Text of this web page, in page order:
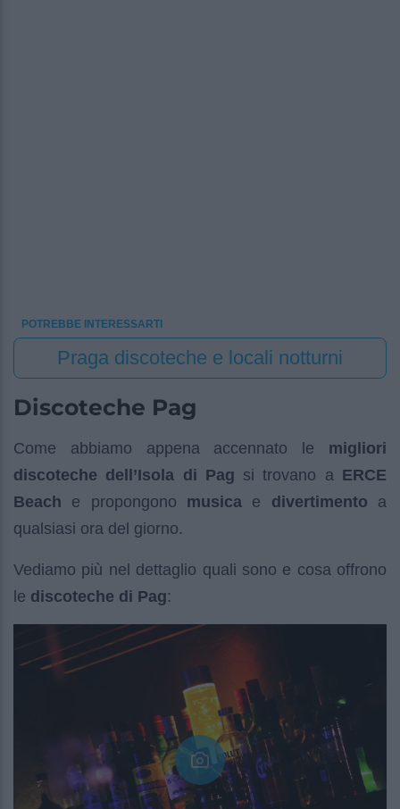
POTREBBE INTERESSARTI
Praga discoteche e locali notturni
Discoteche Pag
Come abbiamo appena accennato le migliori
discoteche dell’Isola di Pag si trovano a ERCE
Beach e propongono musica e divertimento a
qualsiasi ora del giorno.
Vediamo più nel dettaglio quali sono e cosa offrono
le discoteche di Pag: